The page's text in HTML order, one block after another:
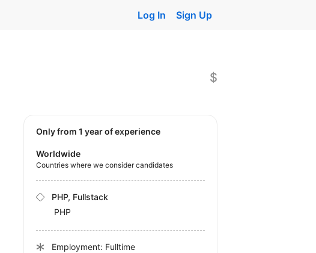
Log In Sign Up
$
Only from 1 year of experience
Worldwide
Countries where we consider candidates
PHP, Fullstack
PHP
Employment: Fulltime